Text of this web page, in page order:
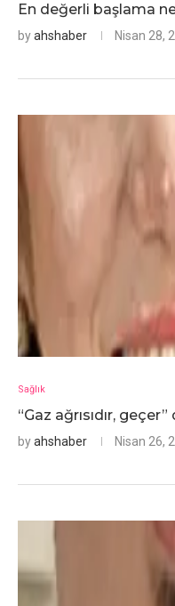
En değerli başlama
byahshaber Nisan 28,
Sağlık
“Gaz ağrısıdır,
byahshaber Nisan 26,